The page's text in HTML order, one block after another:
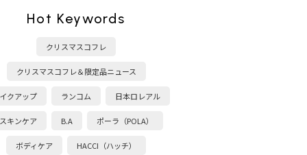
Hot Keywords
クリスマスコフレ
クリスマスコフレ＆限定品ニュース
クアップ ランコム 日本ロレアル
キンケア B.A ポーラ（POLA）
ボディケア HACCI（ハッチ）